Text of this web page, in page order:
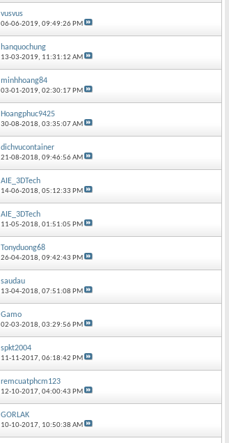
vusvus
06-06-2019,09:49:26 PM
hanquochung
13-03-2019, 11:31:12 AM
minhhoang84
03-01-2019,02:30:17 PM
Hoangphuc9425
30-08-2018,03:35:07 AM
dichvucontainer
21-08-2018,09:46:56 AM
AIE_3DTech
14-06-2018,05:12:33 PM
AIE_3DTech
11-05-2018,01:51:05 PM
Tonyduong68
26-04-2018,09:42:43 PM
saudau
13-04-2018,07:51:08 PM
Gamo
02-03-2018,03:29:56 PM
spkt2004
11-11-2017,06:18:42 PM
remcuatphcm123
12-10-2017,04:00:43 PM
GORLAK
10-10-2017, 10:50:38 AM